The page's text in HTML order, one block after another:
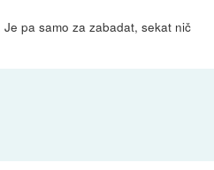
pa samo za zabadat, sekat nič